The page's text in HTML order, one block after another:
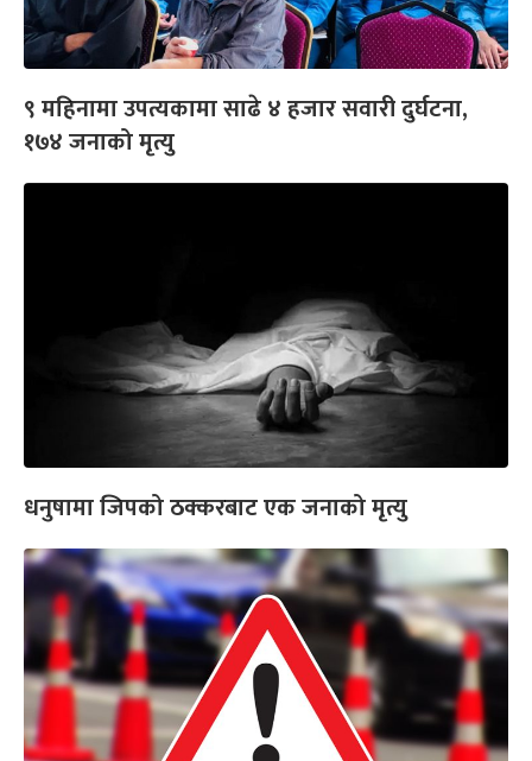
९ महिनामा उपत्यकामा साढे ४ हजार सवारी दुर्घटना,
१७४ जनाको मृत्यु
धनुषामा जिपको ठक्करबाट एक जनाको मृत्यु